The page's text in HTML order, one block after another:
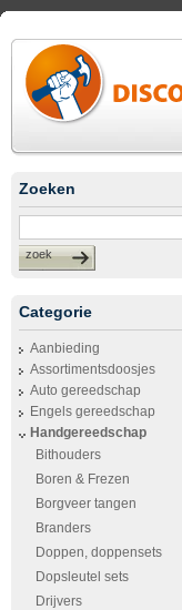
Zoeken
zoek
Categorie
Aanbieding
Assortimentsdoosjes
Auto gereedschap
Engels gereedschap
Handgereedschap
Bithouders
Boren & Frezen
Borgveer tangen
Branders
Doppen, doppensets
Dopsleutel sets
Drijvers